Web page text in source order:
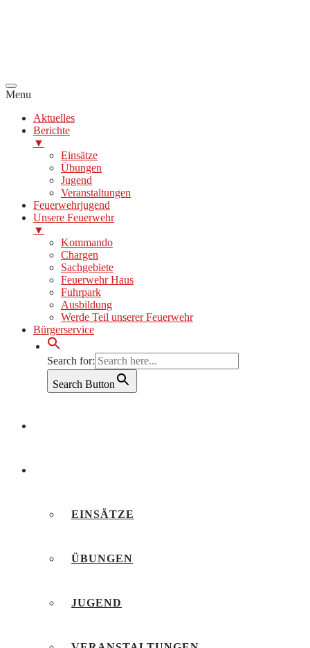
Menu
Aktuelles
Berichte
▼
Einsätze
Übungen
Jugend
Veranstaltungen
Feuerwehrjugend
Unsere Feuerwehr
▼
Kommando
Chargen
Sachgebiete
Feuerwehr Haus
Fuhrpark
Ausbildung
Werde Teil unserer Feuerwehr
Bürgerservice
Search for:
Search Button
EINSÄTZE
ÜBUNGEN
JUGEND